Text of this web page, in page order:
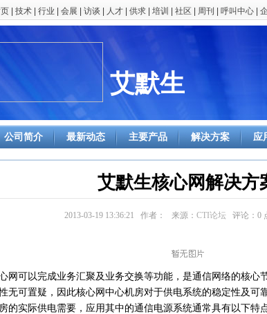
技术 行业 会展 访谈 人才 供求 培训 社区 周刊 呼叫中心
艾默生
公司简介 最新动态 主要产品 解决方案 应
艾默生核心网解决方
2013-03-19 13:36:21 作者： 来源： CTI论坛评论： 0
可以完成业务汇聚及业务交换等功能，是通信网络的核心节
无可置疑，因此核心网中心机房对于供电系统的稳定性及可
的实际供电需要，应用其中的通信电源系统通常具有以下特